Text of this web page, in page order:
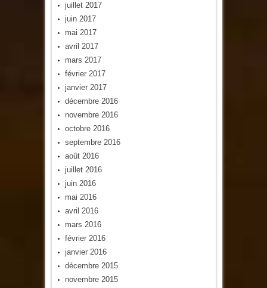
juillet 2017
juin 2017
mai 2017
avril 2017
mars 2017
février 2017
janvier 2017
décembre 2016
novembre 2016
octobre 2016
septembre 2016
août 2016
juillet 2016
juin 2016
mai 2016
avril 2016
mars 2016
février 2016
janvier 2016
décembre 2015
novembre 2015